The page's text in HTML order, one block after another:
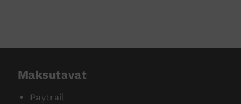
Maksutavat
Paytrail